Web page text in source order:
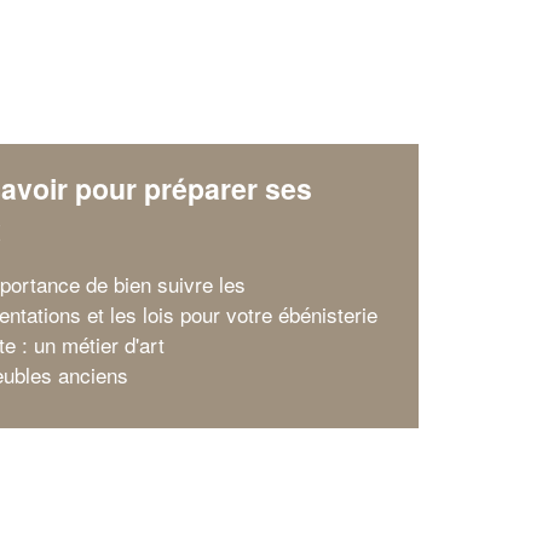
pour préparer ses
de bien suivre les
et les lois pour votre ébénisterie
: un métier d'art
anciens